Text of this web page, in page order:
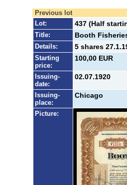
Previous lot
Lot:
437 (Half
Title: Booth
Details: 5 shares
Starting
price:
100,00 EUR
Issuing-
date:
02.07.1920
Issuing-
place:
Chicago
Picture: